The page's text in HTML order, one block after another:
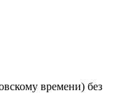
времени) без